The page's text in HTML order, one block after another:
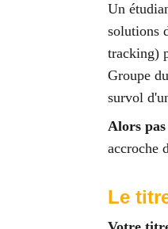
Un
solutions
tracking)
Groupe
survol
Alors
accroche
Le